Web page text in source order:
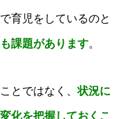
育児をしているのと
課題があります。
とではなく、状況に
化を把握しておくこ